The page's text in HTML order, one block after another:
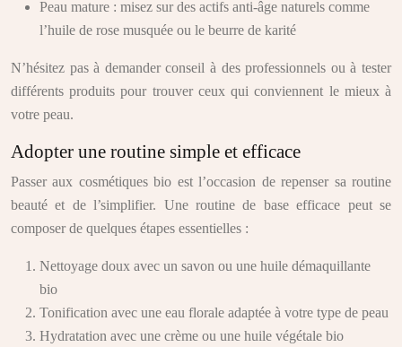
Peau mature : misez sur des actifs anti-âge naturels comme
l’huile de rose musquée ou le beurre de karité
N’hésitez pas à demander conseil à des professionnels ou à tester
différents produits pour trouver ceux qui conviennent le mieux à
votre peau.
Adopter une routine simple et efficace
Passer aux cosmétiques bio est l’occasion de repenser sa routine
beauté et de l’simplifier. Une routine de base efficace peut se
composer de quelques étapes essentielles :
Nettoyage doux avec un savon ou une huile démaquillante
bio
Tonification avec une eau florale adaptée à votre type de peau
Hydratation avec une crème ou une huile végétale bio